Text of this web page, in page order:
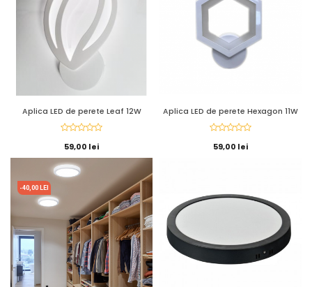
Aplica LED de perete Leaf 12W
59,00 lei
Aplica LED de perete Hexagon 11W
59,00 lei
-40,00 LEI